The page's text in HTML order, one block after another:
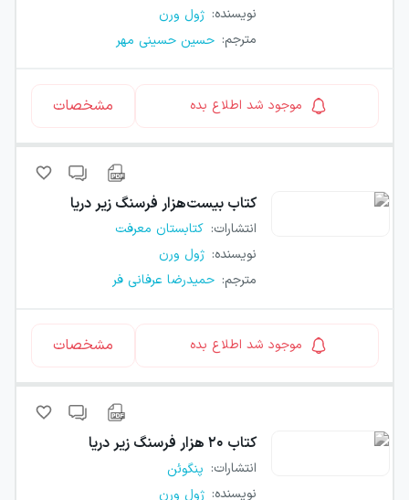
نویسنده: ژول ورن
مترجم: حسین حسینی مهر
موجود شد اطلاع بده مشخصات
کتاب بیست‌هزار فرسنگ زیر دریا
انتشارات: کتابستان معرفت
نویسنده: ژول ورن
مترجم: حمیدرضا عرفانی فر
موجود شد اطلاع بده مشخصات
کتاب ۲۰ هزار فرسنگ زیر دریا
انتشارات: پنگوئن
نویسنده: ژول ورن